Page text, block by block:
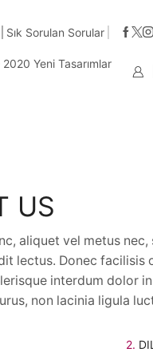
Heryerine 2-3 iş günü
Sık Sorulan Sorular
Yeni Tasarımlar
US
aliquet vel metus
lectus. Donec facilisis
interdum dolor
non lacinia ligula
2.